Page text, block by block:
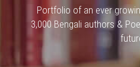
Portfolio of an ever
3,000 Bengali authors &